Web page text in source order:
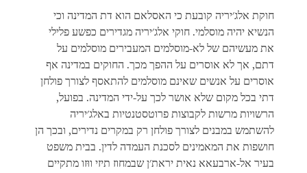
חוקת אלג'יריה קובעת כי האסלאם הוא דת המדינה וכי
הנשיא יהיה מוסלמי. חוקי אלג'יריה מגדירים כפשע פלילי
את מעשיהם של לא-מוסלמים המעבירים מוסלמים על
דתם, אך לא אוסרים על ההפך מכך. החוקים במדינה אף
אוסרים על אנשים שאינם מוסלמים להתאסף לצורך פולחן
דתי בכל מקום שלא אושר לכך על-ידי המדינה. בפועל,
הרשויות מרשות לקבוצות פרוטסטנטיות באלג'יריה
להשתמש במבנים לצורך פולחן רק במקרים נדירים, ובכך הן
חושפות את המאמינים לסכנת העמדה לדין. בבית משפט
בעיר אל-ארבעאא נאית יראת'ן שבמחוז תיזי ווּזו מתקיים